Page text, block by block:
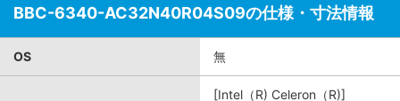
BBC-6340-AC32N40R04S09の仕様・寸法情報
OS 無
[Intel（R) Celeron（R)]